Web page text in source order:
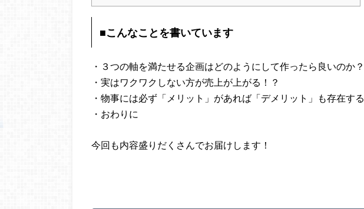
■こんなことを書いています
・３つの軸を満たせる企画はどのようにして作ったら良いのか？
・実はワクワクしない方が売上が上がる！？
・物事には必ず「メリット」があれば「デメリット」も存在する
・おわりに
今回も内容盛りだくさんでお届けします！